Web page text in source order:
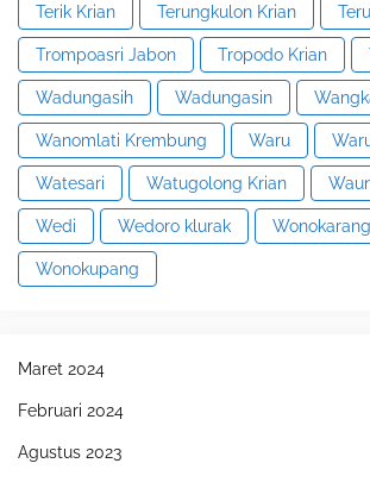
Terik Krian Terungkulon Krian
Trompoasri Jabon Tropodo Krian
Wadungasih Wadungasin
Wanomlati Krembung Waru
Watesari Watugolong Krian
Wedi Wedoro klurak Wonokarang
Wonokupang
Maret 2024
Februari 2024
Agustus 2023